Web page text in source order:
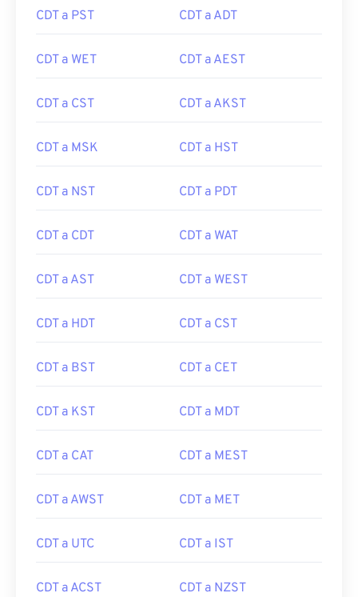
CDT a PST CDT a ADT
CDT a WET CDT a AEST
CDT a CST CDT a AKST
CDT a MSK CDT a HST
CDT a NST CDT a PDT
CDT a CDT CDT a WAT
CDT a AST CDT a WEST
CDT a HDT CDT a CST
CDT a BST CDT a CET
CDT a KST CDT a MDT
CDT a CAT CDT a MEST
CDT a AWST CDT a MET
CDT a UTC CDT a IST
CDT a ACST CDT a NZST